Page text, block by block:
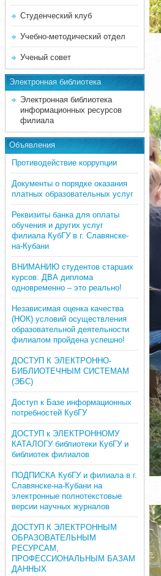
Студенческий клуб
Учебно-методический отдел
Ученый совет
Электронная библиотека
Электронная библиотека
информационных ресурсов
филиала
Объявления
Противодействие коррупции
Документы о порядке оказания
платных образовательных услуг
Реквизиты банка для оплаты
обучения и других услуг
филиала КубГУ в г. Славянске-
на-Кубани
ВНИМАНИЮ студентов старших
курсов: ДВА диплома
одновременно – это реально!
Независимая оценка качества
(НОК) условий осуществления
образовательной деятельности
филиалом пройдена успешно!
ДОСТУП К ЭЛЕКТРОННО-
БИБЛИОТЕЧНЫМ СИСТЕМАМ
(ЭБС)
Доступ к Базе информационных
потребностей КубГУ
ДОСТУП к ЭЛЕКТРОННОМУ
КАТАЛОГУ библиотеки КубГУ и
библиотек филиалов
ПОДПИСКА КубГУ и филиала в г.
Славянске-на-Кубани на
электронные полнотекстовые
версии научных журналов
ДОСТУП К ЭЛЕКТРОННЫМ
ОБРАЗОВАТЕЛЬНЫМ
РЕСУРСАМ,
ПРОФЕССИОНАЛЬНЫМ БАЗАМ
ДАННЫХ